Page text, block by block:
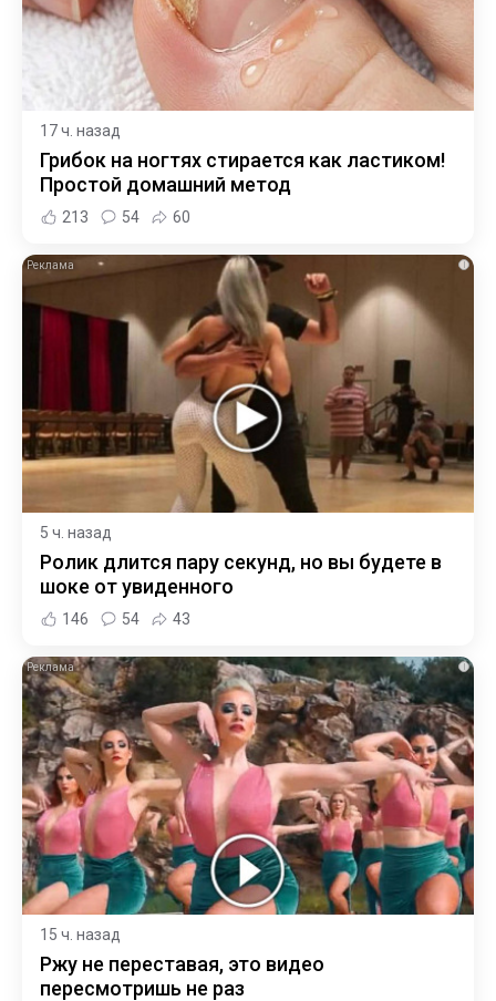
17 ч. назад
Грибок на ногтях стирается как ластиком!
Простой домашний метод
213 54 60
i
5 ч. назад
Ролик длится пару секунд, но вы будете в
шоке от увиденного
146 54 43
i
15 ч. назад
Ржу не переставая, это видео
пересмотришь не раз